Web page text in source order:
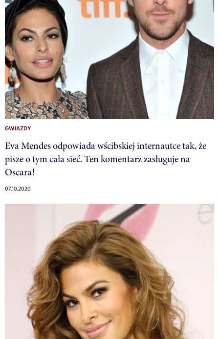
GWIAZDY
Eva Mendes odpowiada wścibskiej internautce tak, że
pisze o tym cała sieć. Ten komentarz zasługuje na
Oscara!
07.10.2020